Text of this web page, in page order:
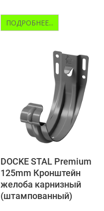
ПОДРОБНЕЕ...
DOCKE STAL Premium
125mm Кронштейн
желоба карнизный
(штампованный)